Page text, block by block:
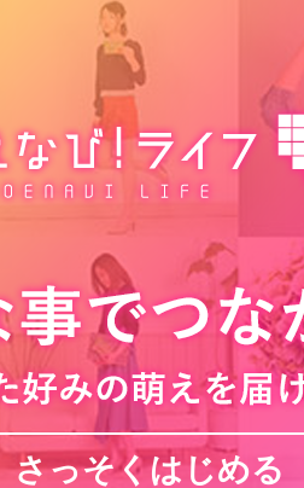
さっそくはじめる